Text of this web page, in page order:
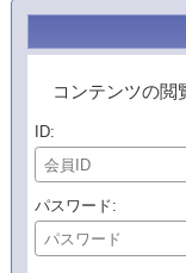
コンテンツの閲
ID
パスワード